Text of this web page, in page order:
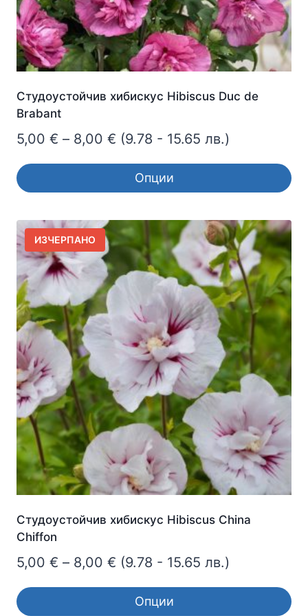
page
Студоустойчив хибискус Hibiscus Duc de
Brabant
5,00 € – 8,00 € Price
range:
5,00 €
8,00 €
(9.78 - 15.65 лв.)
Опции
product
has
multiple
variants.
The
options
may
be
chosen
on
the
product
page
ИЗЧЕРПАНО
Студоустойчив хибискус Hibiscus China
Chiffon
5,00 € – 8,00 € Price
range:
5,00 €
(9.78 - 15.65 лв.)
Опции